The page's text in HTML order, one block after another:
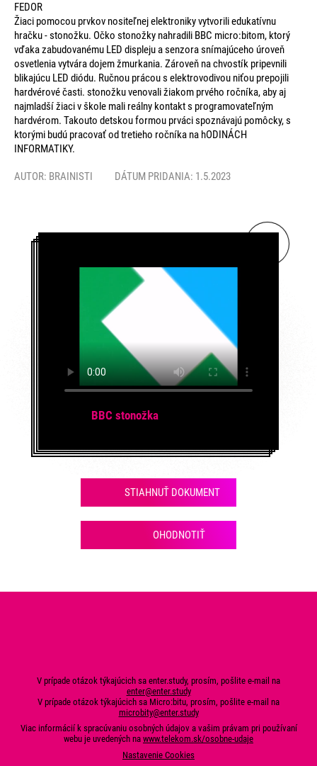
FEDOR
Žiaci pomocou prvkov nositeľnej elektroniky vytvorili edukatívnu
hračku - stonožku. Očko stonožky nahradili BBC micro:bitom, ktorý
vďaka zabudovanému LED displeju a senzora snímajúceho úroveň
osvetlenia vytvára dojem žmurkania. Zároveň na chvostík pripevnili
blikajúcu LED diódu. Ručnou prácou s elektrovodivou niťou prepojili
hardvérové časti. stonožku venovali žiakom prvého ročníka, aby aj
najmladší žiaci v škole mali reálny kontakt s programovateľným
hardvérom. Takouto detskou formou prváci spoznávajú pomôcky, s
ktorými budú pracovať od tretieho ročníka na hODINÁCH
INFORMATIKY.
AUTOR: BRAINISTI DÁTUM PRIDANIA: 1.5.2023
BBC stonožka
STIAHNUŤ DOKUMENT
OHODNOTIŤ
V prípade otázok týkajúcich sa enter.study, prosím, pošlite e-mail na
enter@enter.study
V prípade otázok týkajúcich sa Micro:bitu, prosím, pošlite e-mail na
microbity@enter.study
Viac informácií k spracúvaniu osobných údajov a vašim právam pri používaní
webu je uvedených na www.telekom.sk/osobne-udaje
Nastavenie Cookies